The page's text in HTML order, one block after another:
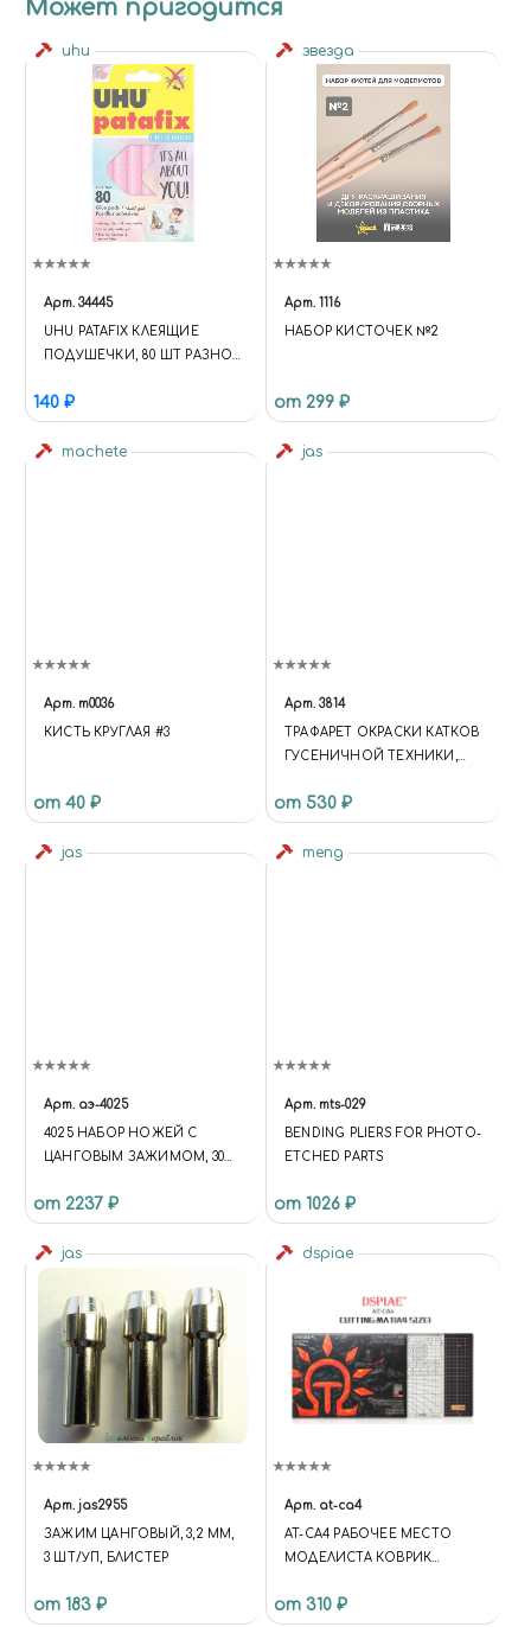
Может пригодится
uhu
Арт. 34445
UHU PATAFIX КЛЕЯЩИЕ
ПОДУШЕЧКИ, 80 ШТ РАЗНОЕ
АФТЕРМАРКЕТ,
МИНИАТЮРЫ, ХИМИЯ И Т.Д.)
140 ₽
звезда
Арт. 1116
НАБОР КИСТОЧЕК №2
от 299 ₽
machete
Арт. m0036
КИСТЬ КРУГЛАЯ #3
от 40 ₽
jas
Арт. 3814
ТРАФАРЕТ ОКРАСКИ КАТКОВ
ГУСЕНИЧНОЙ ТЕХНИКИ,
от 530 ₽
jas
Арт. аэ-4025
4025 НАБОР НОЖЕЙ С
ЦАНГОВЫМ ЗАЖИМОМ, 30
от 2237 ₽
meng
Арт. mts-029
BENDING PLIERS FOR PHOTO-
ETCHED PARTS
от 1026 ₽
jas
Арт. jas2955
ЗАЖИМ ЦАНГОВЫЙ, 3,2 ММ,
3 ШТ/УП, БЛИСТЕР
от 183 ₽
dspiae
Арт. at-ca4
AT-CA4 РАБОЧЕЕ МЕСТО
МОДЕЛИСТА КОВРИК
(300ММ*220ММ*2ММ)
от 310 ₽